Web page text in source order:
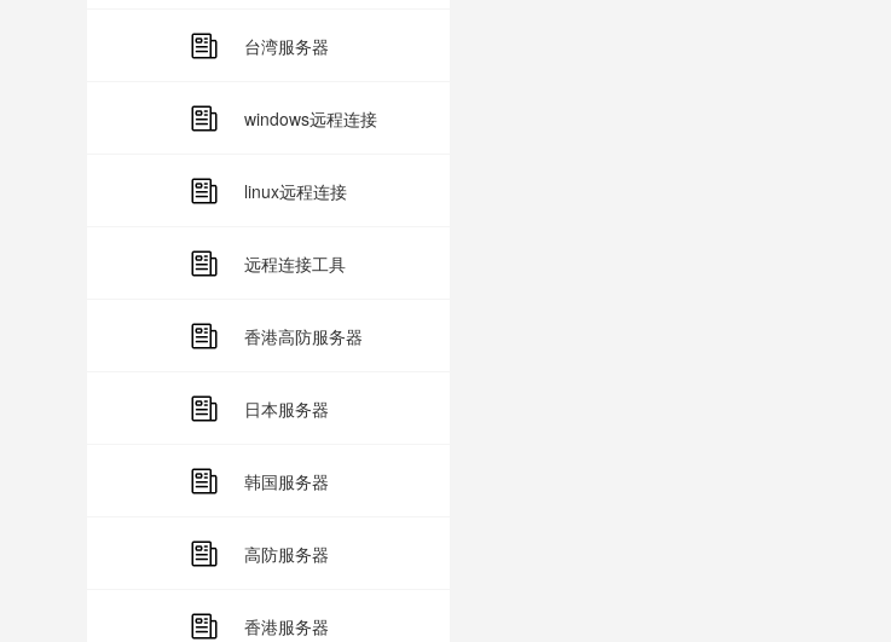
台湾服务器
windows远程连接
linux远程连接
远程连接工具
香港高防服务器
日本服务器
韩国服务器
高防服务器
香港服务器